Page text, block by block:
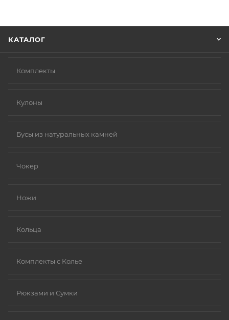
КАТАЛОГ
Комплекты
Кулоны
Бусы из натуральных камней
Чокер
Ножи
Кольца
Комплекты с Колье
Рюкзами и Сумки